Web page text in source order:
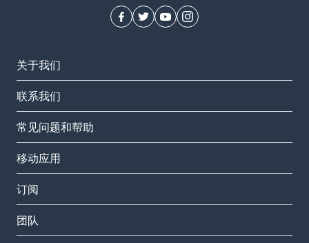
关于我们
联系我们
常见问题和帮助
移动应用
订阅
团队